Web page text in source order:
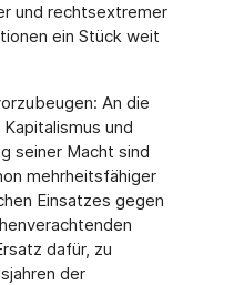
und rechtsextremer
ein Stück weit
An die
und
seiner Macht sind
mehrheitsfähiger
Einsatzes gegen
dafür, zu
der